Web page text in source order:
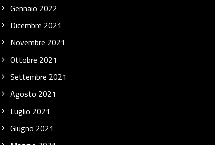
Gennaio 2022
Dicembre 2021
Novembre 2021
Ottobre 2021
Settembre 2021
Agosto 2021
Luglio 2021
Giugno 2021